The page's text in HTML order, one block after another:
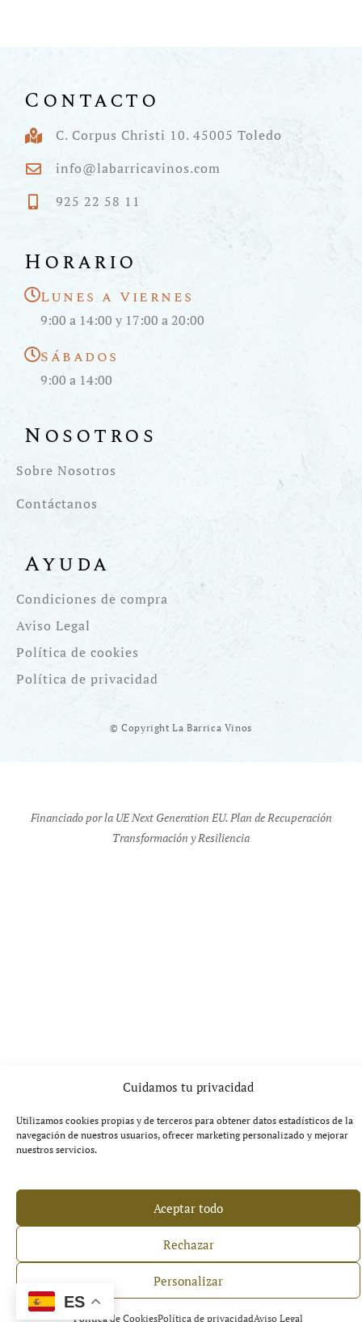
Cuidamos tu privacidad
Utilizamos cookies propias y de terceros para obtener datos estadísticos de la
navegación de nuestros usuarios, ofrecer marketing personalizado y mejorar
nuestros servicios.
Aceptar todo
Rechazar
Personalizar
Política de CookiesPolítica de privacidadAviso Legal
Contacto
C. Corpus Christi 10. 45005 Toledo
info@labarricavinos.com
925 22 58 11
Horario
Lunes a Viernes
9:00 a 14:00 y 17:00 a 20:00
Sábados
9:00 a 14:00
Nosotros
Sobre Nosotros
Contáctanos
Ayuda
Condiciones de compra
Aviso Legal
Política de cookies
Política de privacidad
© Copyright La Barrica Vinos
Financiado por la UE Next Generation EU. Plan de Recuperación
Transformación y Resiliencia
ES